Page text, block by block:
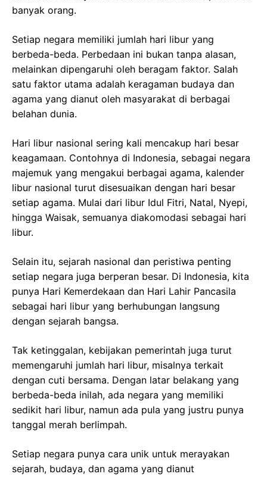
banyak orang.
Setiap negara memiliki jumlah hari libur yang
berbeda-beda. Perbedaan ini bukan tanpa alasan,
melainkan dipengaruhi oleh beragam faktor. Salah
satu faktor utama adalah keragaman budaya dan
agama yang dianut oleh masyarakat di berbagai
belahan dunia.
Hari libur nasional sering kali mencakup hari besar
keagamaan. Contohnya di Indonesia, sebagai negara
majemuk yang mengakui berbagai agama, kalender
libur nasional turut disesuaikan dengan hari besar
setiap agama. Mulai dari libur Idul Fitri, Natal, Nyepi,
hingga Waisak, semuanya diakomodasi sebagai hari
libur.
Selain itu, sejarah nasional dan peristiwa penting
setiap negara juga berperan besar. Di Indonesia, kita
punya Hari Kemerdekaan dan Hari Lahir Pancasila
sebagai hari libur yang berhubungan langsung
dengan sejarah bangsa.
Tak ketinggalan, kebijakan pemerintah juga turut
memengaruhi jumlah hari libur, misalnya terkait
dengan cuti bersama. Dengan latar belakang yang
berbeda-beda inilah, ada negara yang memiliki
sedikit hari libur, namun ada pula yang justru punya
tanggal merah berlimpah.
Setiap negara punya cara unik untuk merayakan
sejarah, budaya, dan agama yang dianut